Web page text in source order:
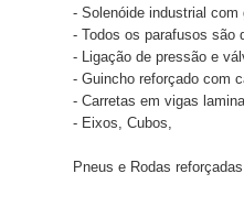
- Solenóide industrial com
- Todos os parafusos são
- Ligação de pressão e
- Guincho reforçado com
- Carretas em vigas
- Eixos, Cubos,
Pneus e Rodas